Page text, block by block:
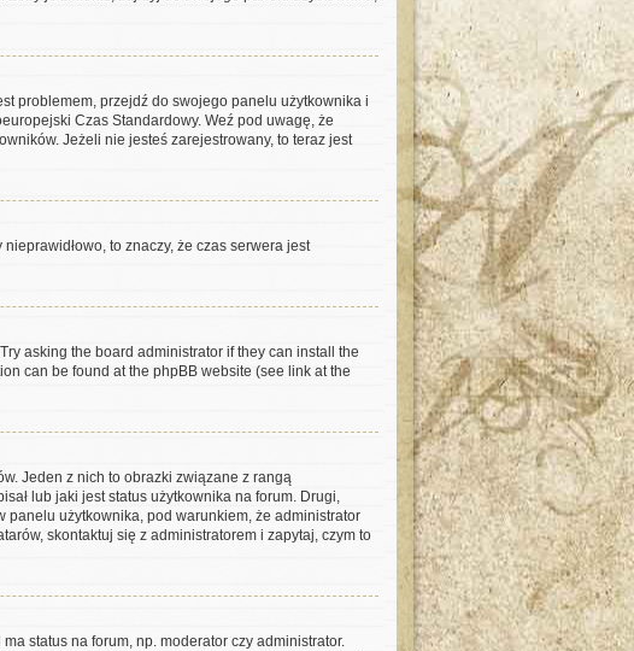
problemem, przejdź do swojego panelu użytkownika i
Czas Standardowy. Weź pod uwagę, że
Jeżeli nie jesteś zarejestrowany, to teraz jest
to znaczy, że czas serwera jest
asking the board administrator if they can install the
can be found at the phpBB website (see link at the
Jeden z nich to obrazki związane z rangą
lub jaki jest status użytkownika na forum. Drugi,
panelu użytkownika, pod warunkiem, że administrator
skontaktuj się z administratorem i zapytaj, czym to
status na forum, np. moderator czy administrator.